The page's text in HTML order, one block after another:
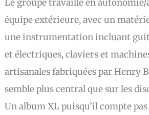
Le groupe travaille en autonomie/
équipe extérieure, avec un
une instrumentation incluant
et électriques, claviers et
artisanales fabriquées par Henry
semble plus central que sur les
Un album XL puisqu’il compte